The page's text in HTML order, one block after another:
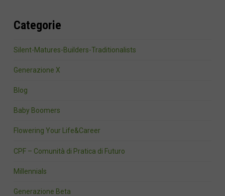
Categorie
Silent-Matures-Builders-Traditionalists
Generazione X
Blog
Baby Boomers
Flowering Your Life&Career
CPF – Comunità di Pratica di Futuro
Millennials
Generazione Beta